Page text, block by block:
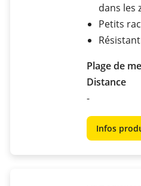
dans les
Petits
Plage de
Distance
-
Infos